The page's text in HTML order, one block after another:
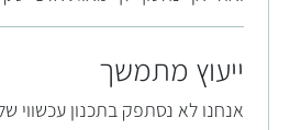
ייעוץ מתמשך
אנחנו לא נסתפק בתכנון עכשווי